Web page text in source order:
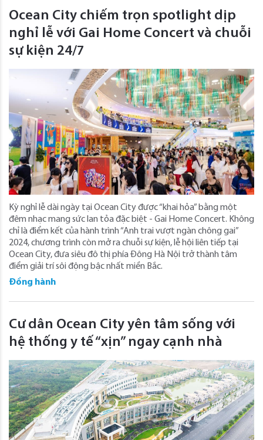
Ocean City chiếm trọn spotlight dịp
nghỉ lễ với Gai Home Concert và chuỗi
sự kiện 24/7
Kỳ nghỉ lễ dài ngày tại Ocean City được “khai hỏa” bằng một
đêm nhạc mang sức lan tỏa đặc biệt - Gai Home Concert. Không
chỉ là điểm kết của hành trình “Anh trai vượt ngàn chông gai”
2024, chương trình còn mở ra chuỗi sự kiện, lễ hội liên tiếp tại
Ocean City, đưa siêu đô thị phía Đông Hà Nội trở thành tâm
điểm giải trí sôi động bậc nhất miền Bắc.
Đồng hành
Cư dân Ocean City yên tâm sống với
hệ thống y tế “xịn” ngay cạnh nhà